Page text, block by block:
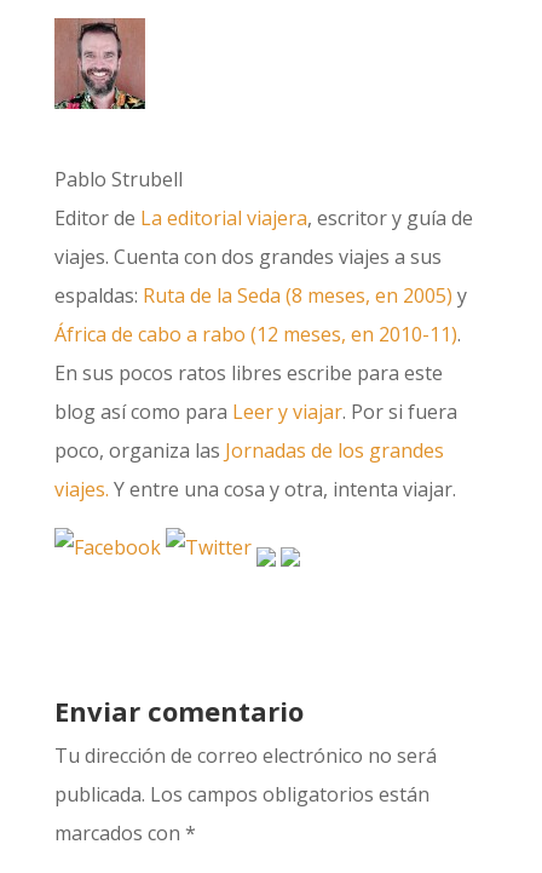
Pablo Strubell
Editor de La editorial viajera, escritor y guía de
viajes. Cuenta con dos grandes viajes a sus
espaldas: Ruta de la Seda (8 meses, en 2005) y
África de cabo a rabo (12 meses, en 2010-11).
En sus pocos ratos libres escribe para este
blog así como para Leer y viajar. Por si fuera
poco, organiza las Jornadas de los grandes
viajes. Y entre una cosa y otra, intenta viajar.
Enviar comentario
Tu dirección de correo electrónico no será
publicada. Los campos obligatorios están
marcados con *